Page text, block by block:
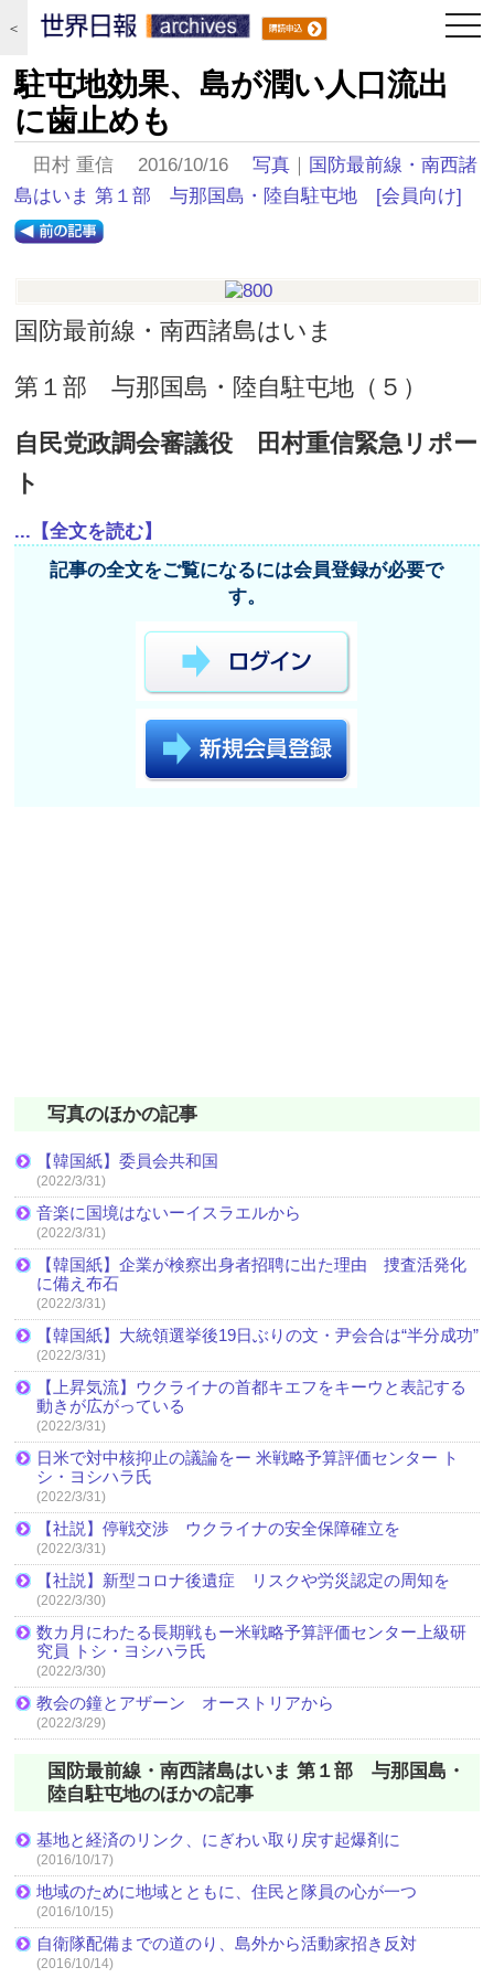
＜
駐屯地効果、島が潤い人口流出
に歯止めも
田村 重信 2016/10/16写真 ｜ 国防最前線・南西諸
島はいま 第１部 与那国島・陸自駐屯地
[会員向け]
国防最前線・南西諸島はいま
第１部 与那国島・陸自駐屯地（５）
自民党政調会審議役 田村重信緊急リポー
ト
...【全文を読む】
記事の全文をご覧になるには会員登録が必要で
す。
写真のほかの記事
【韓国紙】委員会共和国
(2022/3/31)
音楽に国境はないーイスラエルから
(2022/3/31)
【韓国紙】企業が検察出身者招聘に出た理由 捜査活発化
に備え布石
(2022/3/31)
【韓国紙】大統領選挙後19日ぶりの文・尹会合は“半分成功”
(2022/3/31)
【上昇気流】ウクライナの首都キエフをキーウと表記する
動きが広がっている
(2022/3/31)
日米で対中核抑止の議論をー 米戦略予算評価センター ト
シ・ヨシハラ氏
(2022/3/31)
【社説】停戦交渉 ウクライナの安全保障確立を
(2022/3/31)
【社説】新型コロナ後遺症 リスクや労災認定の周知を
(2022/3/30)
数カ月にわたる長期戦もー米戦略予算評価センター上級研
究員 トシ・ヨシハラ氏
(2022/3/30)
教会の鐘とアザーン オーストリアから
(2022/3/29)
国防最前線・南西諸島はいま 第１部 与那国島・
陸自駐屯地のほかの記事
基地と経済のリンク、にぎわい取り戻す起爆剤に
(2016/10/17)
地域のために地域とともに、住民と隊員の心が一つ
(2016/10/15)
自衛隊配備までの道のり、島外から活動家招き反対
(2016/10/14)